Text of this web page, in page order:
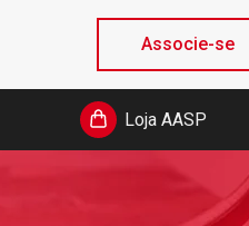
Associe-se
Loja AASP